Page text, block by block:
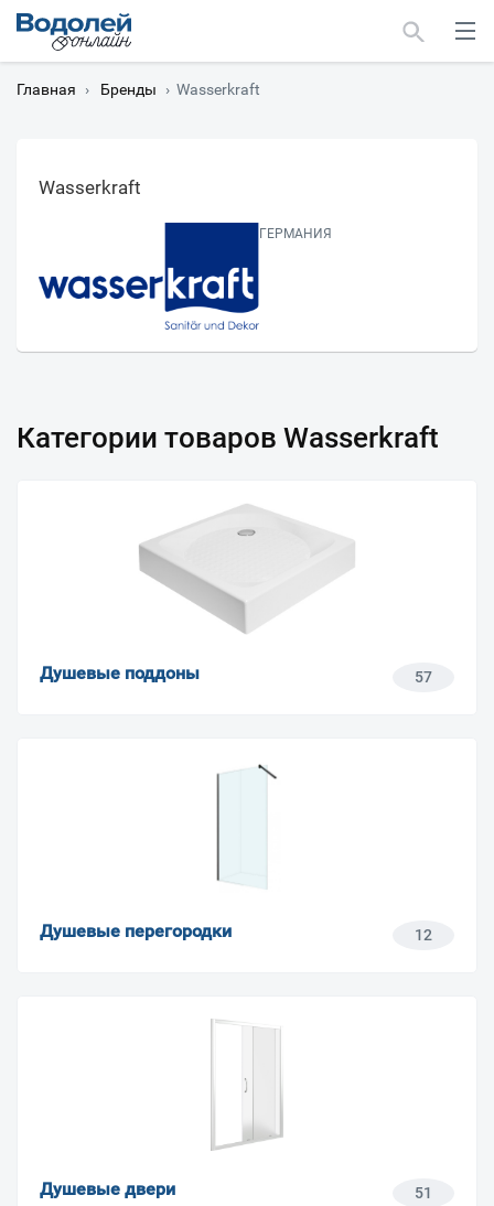
Главная › Бренды › Wasserkraft
Wasserkraft
ГЕРМАНИЯ
Категории товаров Wasserkraft
Душевые поддоны 57
Душевые перегородки 12
Душевые двери 51